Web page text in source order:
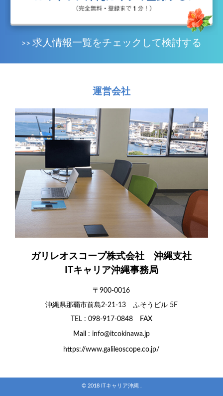
>> 求人情報一覧をチェックして検討する
運営会社
ガリレオスコープ株式会社 沖縄支社
ITキャリア沖縄事務局
〒900-0016
沖縄県那覇市前島2-21-13 ふそうビル 5F
TEL : 098-917-0848FAX
Mail : info@itcokinawa.jp
https://www.galileoscope.co.jp/
© 2018 ITキャリア沖縄 .